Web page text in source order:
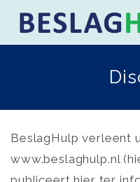
BeslagHulp verleent
www.beslaghulp.nl